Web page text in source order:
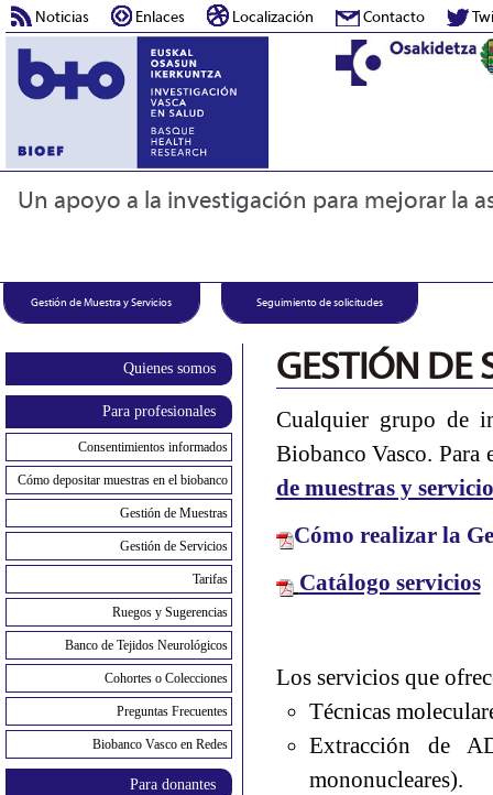
Noticias Enlaces Localización Contacto
Un apoyo a la investigación para mejorar la
Gestión de Muestra y Servicios Seguimiento de solicitudes
Quienes somos
Para profesionales
Consentimientos informados
Cómo depositar muestras en el biobanco
Gestión de Muestras
Gestión de Servicios
Tarifas
Ruegos y Sugerencias
Banco de Tejidos Neurológicos
Cohortes o Colecciones
Preguntas Frecuentes
Biobanco Vasco en Redes
Para donantes
GESTIÓN DE
Cualquier grupo de
Biobanco Vasco.
de muestras y
Cómo realizar la
Catálogo servicios
Los servicios que
Técnicas
Extracción de
mononucleares).